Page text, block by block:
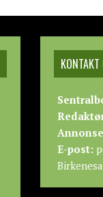
KONTAKT
E-post: